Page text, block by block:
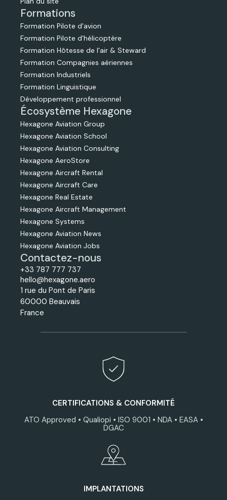
Formations
Formation Pilote d'avion
Formation Pilote d'hélicoptère
Formation Hôtesse de l'air & Steward
Formation Compagnies aériennes
Formation Industriels
Formation Linguistique
Développement professionnel
Écosystème Hexagone
Hexagone Aviation Group
Hexagone Aviation School
Hexagone Aviation Consulting
Hexagone AeroStore
Hexagone Aircraft Rental
Hexagone Aircraft Care
Hexagone Real Estate
Hexagone Aircraft Management
Hexagone Systems
Hexagone Aviation News
Hexagone Aviation Jobs
Contactez-nous
+33 787 777 737
hello@hexagone.aero
1 rue du Pont de Paris
60000 Beauvais
France
CERTIFICATIONS & CONFORMITÉ
ATO Approved • Qualiopi • ISO 9001 • NDA • EASA •
DGAC
IMPLANTATIONS